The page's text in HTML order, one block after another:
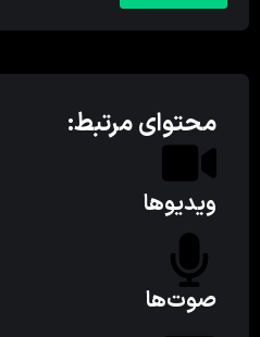
محتوای مرتبط:
ویدیوها
صوت‌ها